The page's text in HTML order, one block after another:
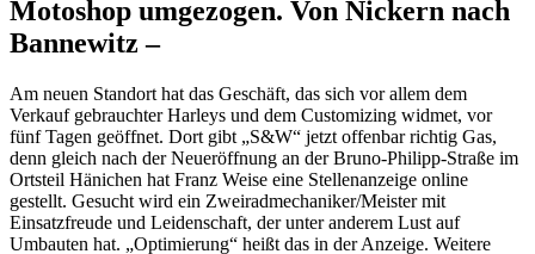
Motoshop umgezogen. Von Nickern nach
Bannewitz –
Am neuen Standort hat das Geschäft, das sich vor allem dem
Verkauf gebrauchter Harleys und dem Customizing widmet, vor
fünf Tagen geöffnet. Dort gibt „S&W“ jetzt offenbar richtig Gas,
denn gleich nach der Neueröffnung an der Bruno-Philipp-Straße im
Ortsteil Hänichen hat Franz Weise eine Stellenanzeige online
gestellt. Gesucht wird ein Zweiradmechaniker/Meister mit
Einsatzfreude und Leidenschaft, der unter anderem Lust auf
Umbauten hat. „Optimierung“ heißt das in der Anzeige. Weitere